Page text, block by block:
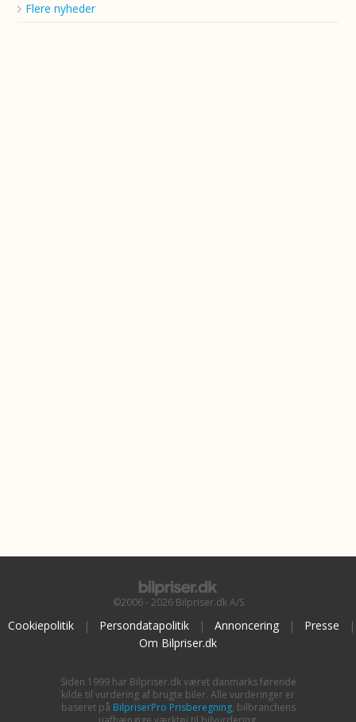
Flere nyheder
©2006 - 2026 Bilpriser.dk A/S
Cookiepolitik | Persondatapolitik | Annoncering | Presse
|
Om Bilpriser.dk
Siden 1999 har Bilpriser.dk været danmarks førende
kilde til vurdering af brugte biler. Alle vurderinger er
baseret på BilpriserPro Prisberegning, bilbranchens